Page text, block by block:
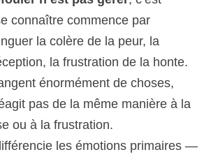
connaître commence par
la colère de la peur, la
la frustration de la honte.
énormément de choses,
pas de la même manière à la
ou à la frustration.
les émotions primaires —